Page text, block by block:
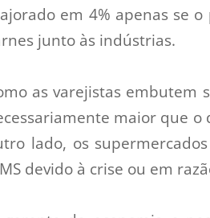
em 4% apenas se
junto às indústrias.
as varejistas embutem
maior que o
lado, os
devido à crise ou em